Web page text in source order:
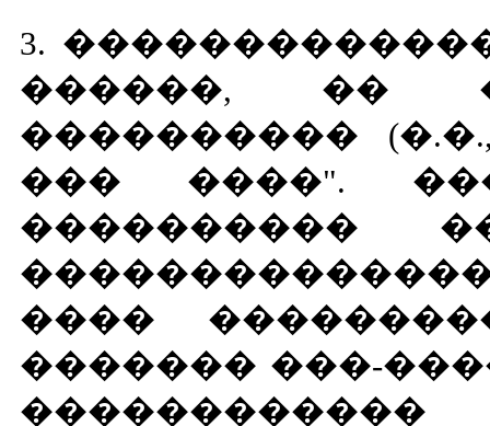
3.
������, ��
����������
��� ����".
����������
����
������� ���-